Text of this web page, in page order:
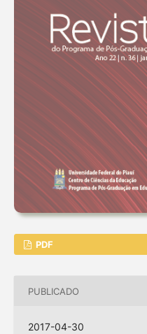
PDF
PUBLICADO
2017-04-30